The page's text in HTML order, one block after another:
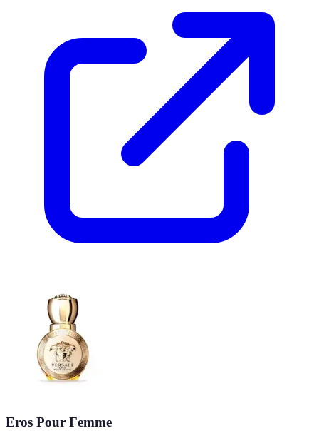
Eros Pour Femme